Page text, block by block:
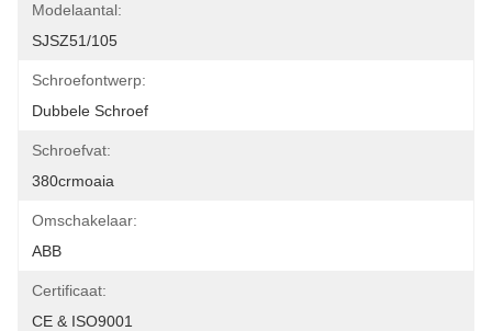
Modelaantal:
SJSZ51/105
Schroefontwerp:
Dubbele Schroef
Schroefvat:
380crmoaia
Omschakelaar:
ABB
Certificaat:
CE & ISO9001